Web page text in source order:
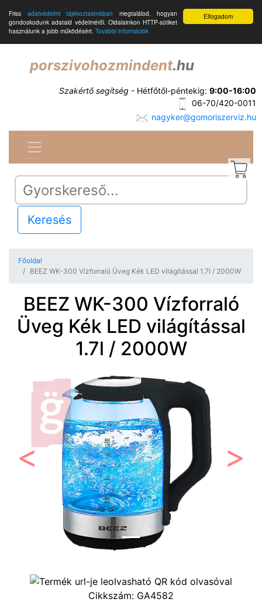
Elfogadom
Friss adatvédelmi tájékoztatónkban megtalálod, hogyan
gondoskodunk adataid védelméről. Oldalainkon HTTP-sütiket
használunk a jobb működésért. További információk
porszivohozmindent.hu
Szakértő segítség - Hétfőtől-péntekig: 9:00-16:00
06-70/420-0011
nagyker@gomoriszerviz.hu
Keresés
Főoldal
BEEZ WK-300 Vízforraló Üveg Kék LED világítással 1.7l / 2000W
BEEZ WK-300 Vízforraló
Üveg Kék LED világítással
1.7l / 2000W
Előző
Cikkszám: GA4582